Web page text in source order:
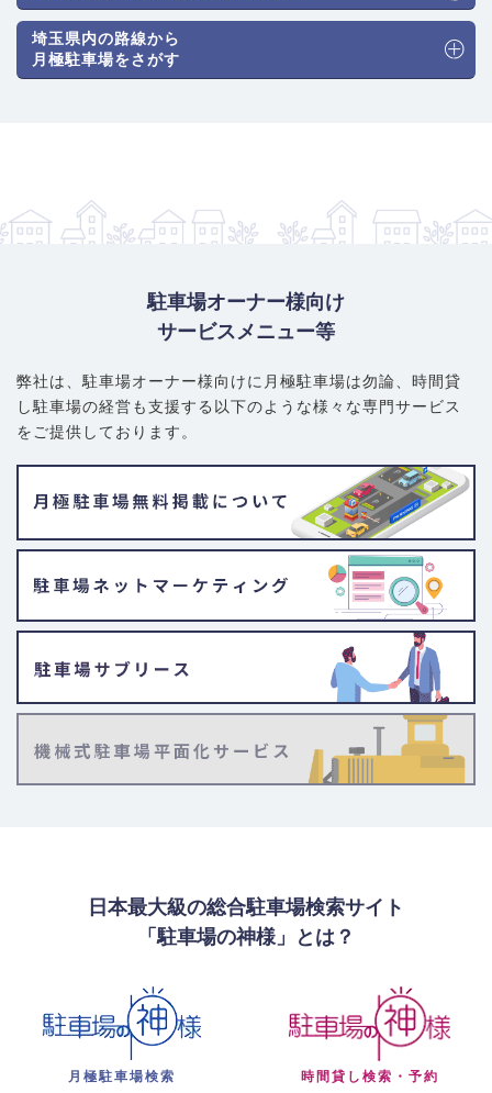
です。
普通車（機械式）：13,200円～19,800円
競争率が極めて高いため、空き待ちは必須です。城下町特有の一
方通行の道や狭い路地が多いため、契約前に必ず進入経路と車庫
埼玉県内の路線から
月極駐車場をさがす
駐車場オーナー様向け
サービスメニュー等
弊社は、駐車場オーナー様向けに月極駐車場は勿論、 時間貸
し駐車場の経営も支援する以下のような様々な専門サービス
をご提供しております。
日本最大級の総合駐車場検索サイト
「駐車場の神様」とは？
月極駐車場検索 時間貸し検索・予約